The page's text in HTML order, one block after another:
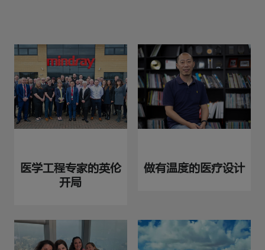
医学工程专家的英伦
开局
做有温度的医疗设计